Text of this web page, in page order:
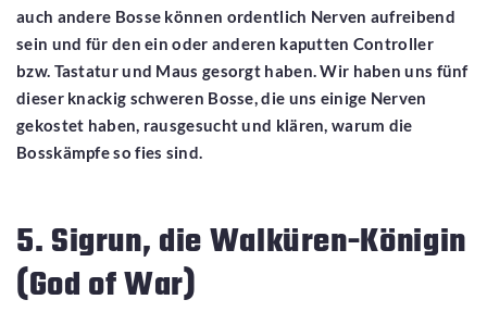
auch andere Bosse können ordentlich Nerven aufreibend
sein und für den ein oder anderen kaputten Controller
bzw. Tastatur und Maus gesorgt haben. Wir haben uns fünf
dieser knackig schweren Bosse, die uns einige Nerven
gekostet haben, rausgesucht und klären, warum die
Bosskämpfe so fies sind.
5. Sigrun, die Walküren-Königin
(God of War)